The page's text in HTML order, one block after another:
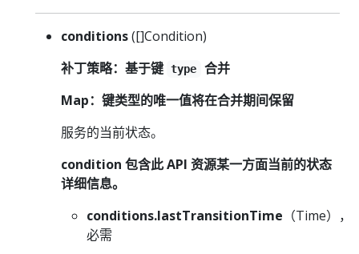
conditions([]Condition)
补丁策略：基于键 type
合并
Map：键类型的唯一值将在合并期间保留
服务的当前状态。
condition 包含此 API 资源某一方面当前的状态
详细信息。
conditions.lastTransitionTime （Time），
必需